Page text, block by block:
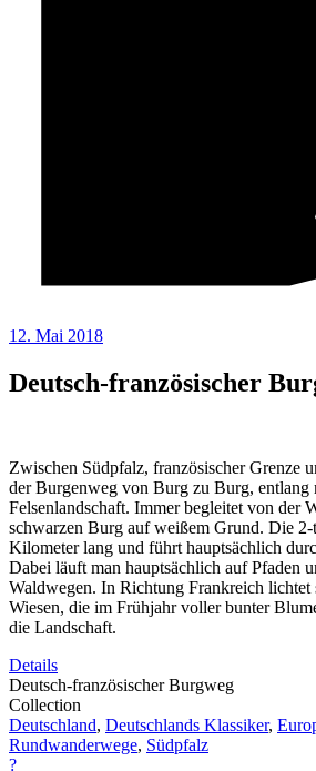
12. Mai 2018
Deutsch-französischer
Zwischen Südpfalz, französischer Grenze
der Burgenweg von Burg zu Burg, entlang
Felsenlandschaft. Immer begleitet von der
schwarzen Burg auf weißem Grund. Die
Kilometer lang und führt hauptsächlich
Dabei läuft man hauptsächlich auf Pfaden
Waldwegen. In Richtung Frankreich lichtet
Wiesen, die im Frühjahr voller bunter
die Landschaft.
Details
Deutsch-französischer Burgweg
Collection
Deutschland, Deutschlands Klassiker,
Rundwanderwege, Südpfalz
?